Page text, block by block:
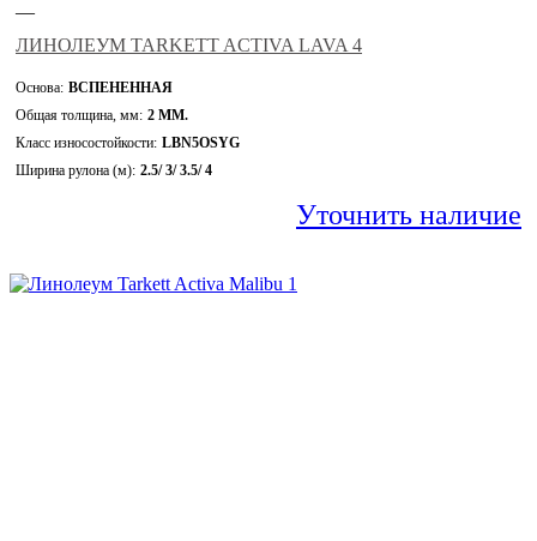
—
ЛИНОЛЕУМ TARKETT ACTIVA LAVA 4
Основа: ВСПЕНЕННАЯ
Общая толщина, мм: 2 ММ.
Класс износостойкости: LBN5OSYG
Ширина рулона (м): 2.5/ 3/ 3.5/ 4
Уточнить наличие